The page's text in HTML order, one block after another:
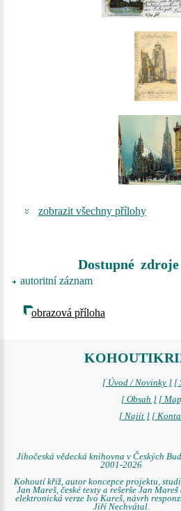
zobrazit všechny přílohy
Dostupné
autoritní záznam
obrazová příloha
[ Úvod / Novinky ] [
[ Obsah ] [
[ Najít ] [
Jihočeská vědecká knihovna v Českých
2001-2026
Kohoutí kříž, autor koncepce projektu,
Jan Mareš, české texty a rešerše Jan
elektronická verze Ivo Kareš, návrh
Jiří Nechvátal.